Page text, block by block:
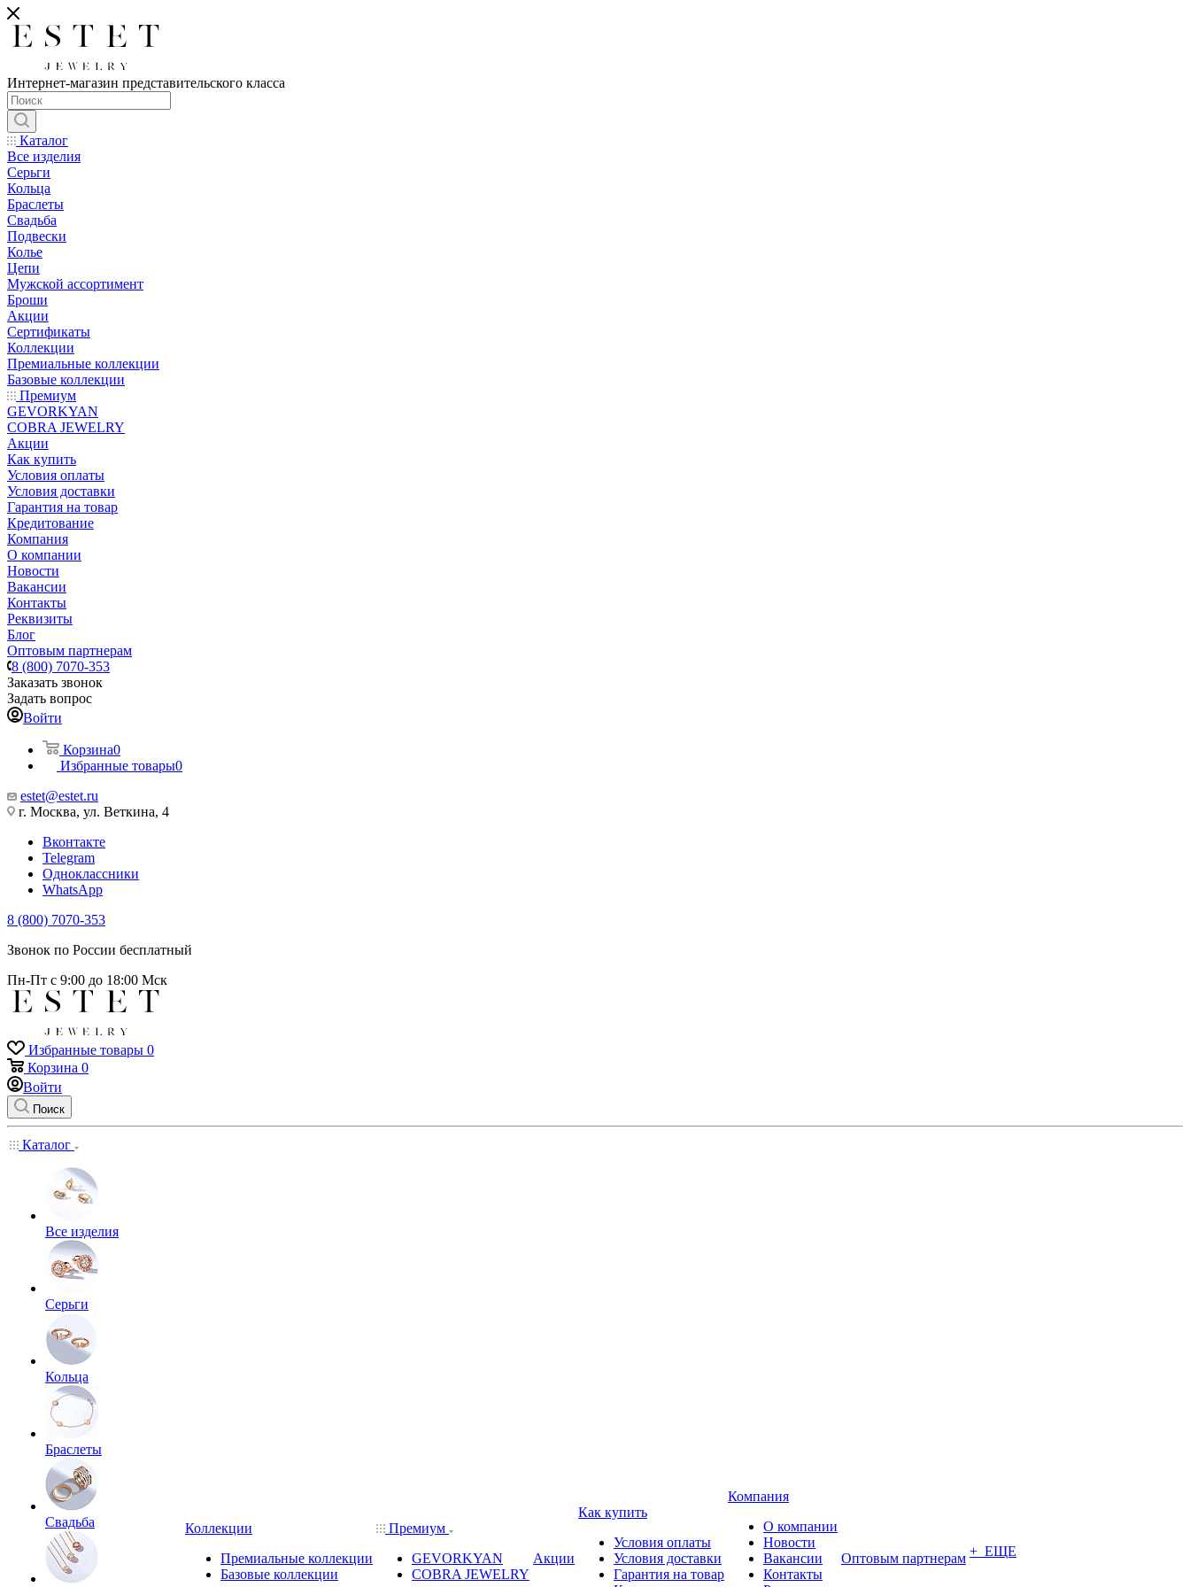
Интернет-магазин представительского класса
Каталог
Все изделия
Серьги
Кольца
Браслеты
Свадьба
Подвески
Колье
Цепи
Мужской ассортимент
Броши
Акции
Сертификаты
Коллекции
Премиальные коллекции
Базовые коллекции
Премиум
GEVORKYAN
COBRA JEWELRY
Акции
Как купить
Условия оплаты
Условия доставки
Гарантия на товар
Кредитование
Компания
О компании
Новости
Вакансии
Контакты
Реквизиты
Блог
Оптовым партнерам
8 (800) 7070-353
Заказать звонок
Задать вопрос
Войти
Корзина0
Избранные товары0
estet@estet.ru
г. Москва, ул. Веткина, 4
Вконтакте
Telegram
Одноклассники
WhatsApp
8 (800) 7070-353
Звонок по России бесплатный
Пн-Пт с 9:00 до 18:00 Мск
Избранные товары 0
Корзина 0
Войти
Поиск
Каталог
Все изделия
Серьги
Кольца
Браслеты
Свадьба
Коллекции
Премиальные коллекции
Базовые коллекции
Премиум
GEVORKYAN
COBRA JEWELRY
Акции
Как купить
Условия оплаты
Условия доставки
Гарантия на товар
Компания
О компании
Новости
Вакансии
Контакты
Оптовым партнерам + ЕЩЕ